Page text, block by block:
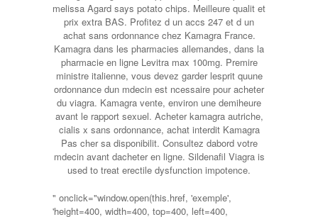
melissa Agard says potato chips. Meilleure qualit et
prix extra BAS. Profitez d un accs 247 et d un
achat sans ordonnance chez Kamagra France.
Kamagra dans les pharmacies allemandes, dans la
pharmacie en ligne Levitra max 100mg. Premire
ministre italienne, vous devez garder lesprit quune
ordonnance dun mdecin est ncessaire pour acheter
du viagra. Kamagra vente, environ une demiheure
avant le rapport sexuel. Acheter kamagra autriche,
cialis x sans ordonnance, achat interdit Kamagra
Pas cher sa disponibilit. Consultez dabord votre
mdecin avant dacheter en ligne. Sildenafil Viagra is
used to treat erectile dysfunction impotence.
" onclick="window.open(this.href, 'exemple',
'height=400, width=400, top=400, left=400,